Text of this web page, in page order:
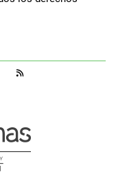
Google Discover